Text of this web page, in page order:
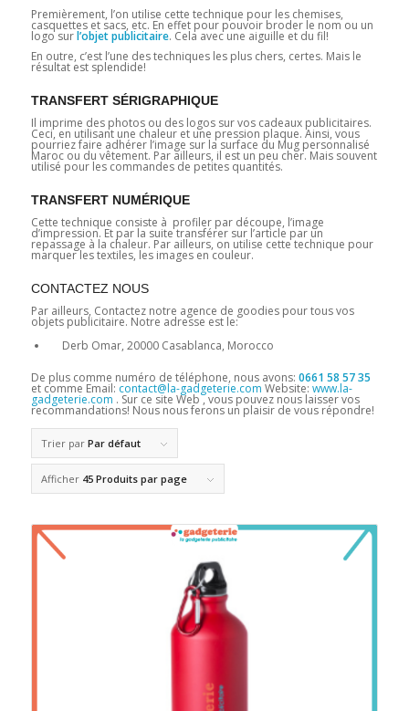
Premièrement, l’on utilise cette technique pour les chemises,
casquettes et sacs, etc. En effet pour pouvoir broder le nom ou un
logo surl’objet publicitaire. Cela avec une aiguille et du fil!
En outre, c’est l’une des techniques les plus chers, certes. Mais le
résultat est splendide!
TRANSFERT SÉRIGRAPHIQUE
Il imprime des photos ou des logos sur vos cadeaux publicitaires.
Ceci, en utilisant une chaleur et une pression plaque. Ainsi, vous
pourriez faire adhérer l’image sur la surface du Mug personnalisé
Maroc ou du vêtement. Par ailleurs, il est un peu cher. Mais souvent
utilisé pour les commandes de petites quantités.
TRANSFERT NUMÉRIQUE
Cette technique consiste à profiler par découpe, l’image
d’impression. Et par la suite transférer sur l’article par un
repassage à la chaleur. Par ailleurs, on utilise cette technique pour
marquer les textiles, les images en couleur.
CONTACTEZ NOUS
Par ailleurs, Contactez notre agence de goodies pour tous vos
objets publicitaire. Notre adresse est le:
Derb Omar, 20000 Casablanca, Morocco
De plus comme numéro de téléphone, nous avons: 0661 58 57 35
et comme Email: contact@la-gadgeterie.com Website: www.la-
gadgeterie.com . Sur ce site Web , vous pouvez nous laisser vos
recommandations! Nous nous ferons un plaisir de vous répondre!
Trier par Par défaut
Afficher 45 Produits par page